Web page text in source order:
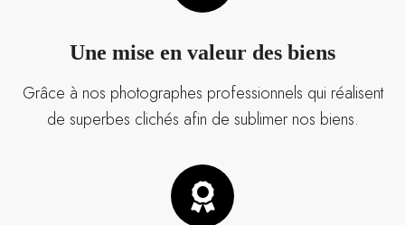
Une mise en valeur des biens
Grâce à nos photographes professionnels qui réalisent
de superbes clichés afin de sublimer nos biens.